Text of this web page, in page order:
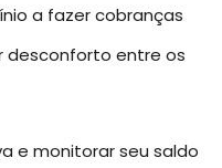
a fazer cobranças
desconforto entre os
e monitorar seu saldo